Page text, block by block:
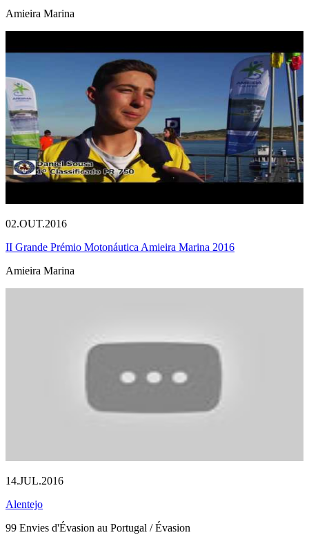
Amieira Marina
02.OUT.2016
II Grande Prémio Motonáutica Amieira Marina 2016
Amieira Marina
14.JUL.2016
Alentejo
99 Envies d'Évasion au Portugal / Évasion